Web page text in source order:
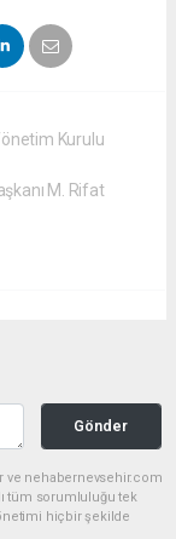
Kurulu
M. Rifat
Gönder
ve nehabernevsehir.com
tüm sorumluluğu tek
hiçbir şekilde